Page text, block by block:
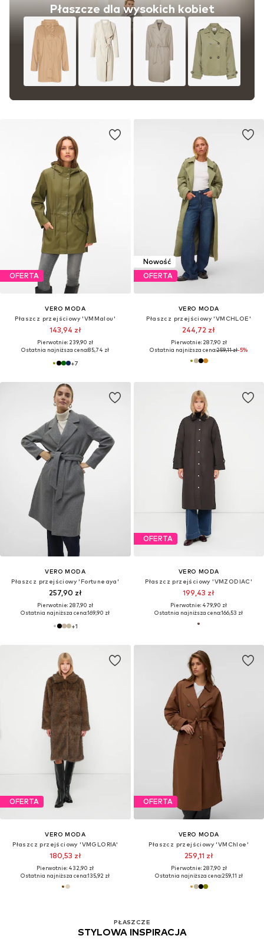
Płaszcze dla wysokich kobiet
OFERTA
VERO MODA
Płaszcz przejściowy 'VMMalou'
143,94 zł
Pierwotnie: 239,90 zł
Ostatnia najniższa cena:85,74 zł
+7
Nowość
OFERTA
VERO MODA
Płaszcz przejściowy 'VMCHLOE'
244,72 zł
Pierwotnie: 287,90 zł
Ostatnia najniższa cena:259,11 zł-5%
VERO MODA
Płaszcz przejściowy 'Fortuneaya'
257,90 zł
Pierwotnie: 287,90 zł
Ostatnia najniższa cena:169,90 zł
+1
OFERTA
VERO MODA
Płaszcz przejściowy 'VMZODIAC'
199,43 zł
Pierwotnie: 479,90 zł
Ostatnia najniższa cena:166,53 zł
OFERTA
VERO MODA
Płaszcz przejściowy 'VMGLORIA'
180,53 zł
Pierwotnie: 432,90 zł
Ostatnia najniższa cena:135,92 zł
OFERTA
VERO MODA
Płaszcz przejściowy 'VMChloe'
259,11 zł
Pierwotnie: 287,90 zł
Ostatnia najniższa cena:259,11 zł
PŁASZCZE
STYLOWA INSPIRACJA